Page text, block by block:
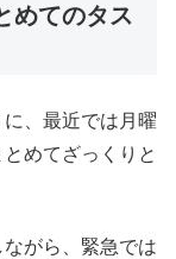
めてのタス
、最近では月曜
めてざっくりと
がら、緊急では